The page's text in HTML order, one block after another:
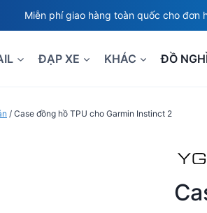
Miễn phí giao hàng toàn quốc cho đơn
ĐẠP XE KHÁC ĐỒ
/ Case đồng hồ TPU cho Garmin Instinct 2